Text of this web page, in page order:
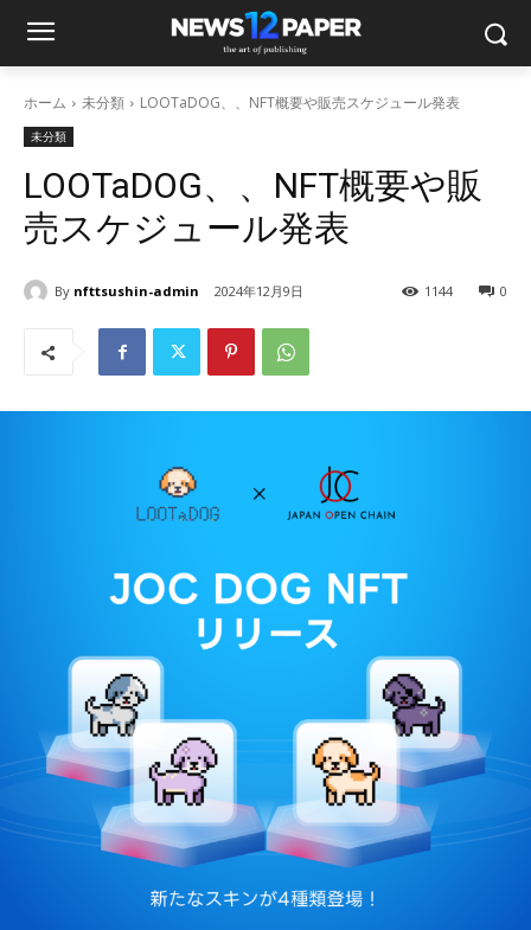
ホーム 未分類 LOOTaDOG、、NFT概要や販売スケジュール発表
未分類
LOOTaDOG、、NFT概要や販
売スケジュール発表
By nfttsushin-admin 2024年12月9日 0
1144